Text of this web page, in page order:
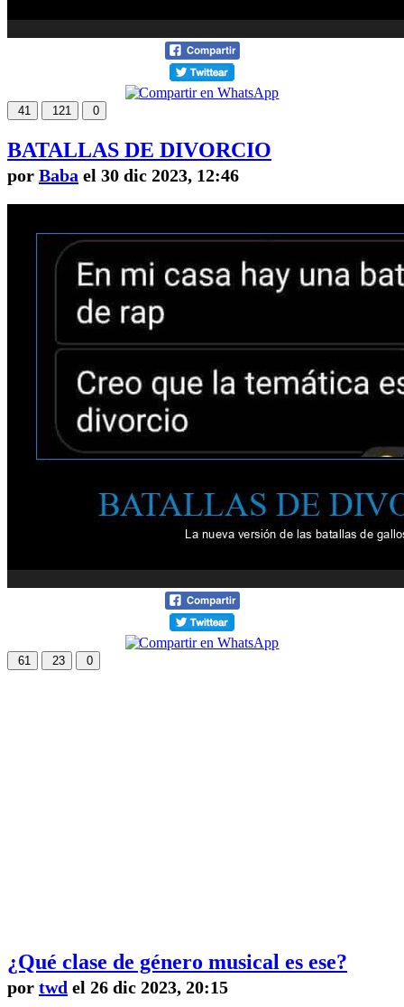
41 121 0
BATALLAS DE DIVORCIO
por Baba el 30 dic 2023, 12:46
61 23 0
¿Qué clase de género musical es ese?
por twd el 26 dic 2023, 20:15